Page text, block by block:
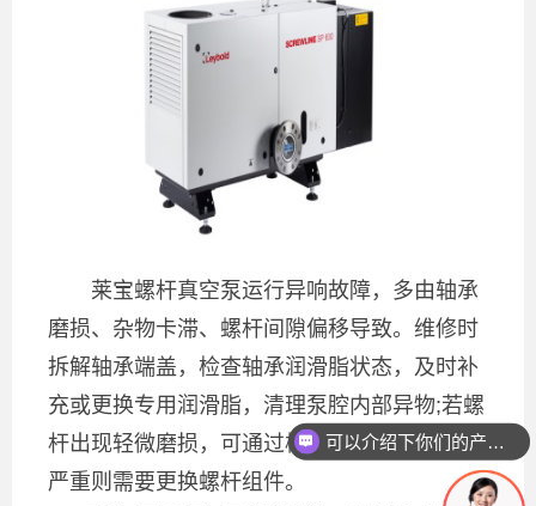
莱宝螺杆真空泵运行异响故障，多由轴承
磨损、杂物卡滞、螺杆间隙偏移导致。维修时
拆解轴承端盖，检查轴承润滑脂状态，及时补
充或更换专用润滑脂，清理泵腔内部异物;若螺
杆出现轻微磨损，可通过校准间隙修复，磨损
严重则需要更换螺杆组件。